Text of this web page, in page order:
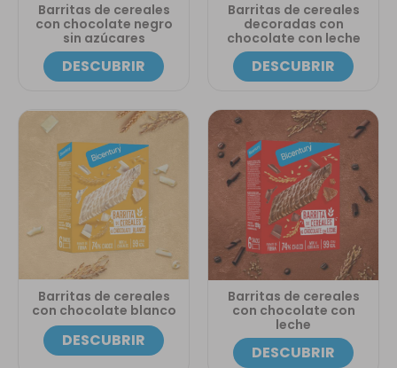
Barritas de cereales
con chocolate negro
sin azúcares
DESCUBRIR
Barritas de cereales
decoradas con
chocolate con leche
DESCUBRIR
Barritas de cereales
con chocolate blanco
DESCUBRIR
Barritas de cereales
con chocolate con
leche
DESCUBRIR